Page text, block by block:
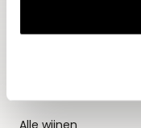
Alle wijnen